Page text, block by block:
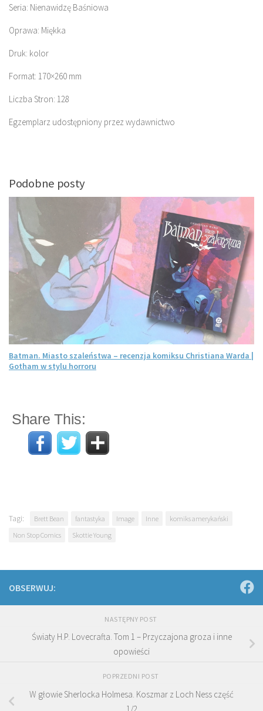
Seria: Nienawidzę Baśniowa
Oprawa: Miękka
Druk: kolor
Format: 170×260 mm
Liczba Stron: 128
Egzemplarz udostępniony przez wydawnictwo
Podobne posty
Batman. Miasto szaleństwa – recenzja komiksu Christiana Warda |
Gotham w stylu horroru
Share This:
Tagi: Brett Bean fantastyka Image Inne
komiks amerykański
Non Stop Comics
Skottie Young
OBSERWUJ:
NASTĘPNY POST
Światy H.P. Lovecrafta. Tom 1 – Przyczajona groza i inne
opowieści
POPRZEDNI POST
W głowie Sherlocka Holmesa. Koszmar z Loch Ness część